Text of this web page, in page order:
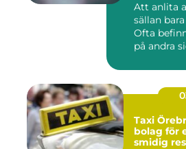
Att anlita
sällan
Ofta
på andra
Taxi Örebro så väljer
bolag för
smidig